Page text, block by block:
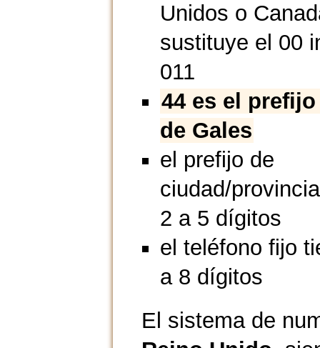
Unidos o
sustituye el 00
011
44 es el
de Gales
el prefijo de
ciudad/
2 a 5 dígitos
el teléfono fijo
a 8 dígitos
El sistema de